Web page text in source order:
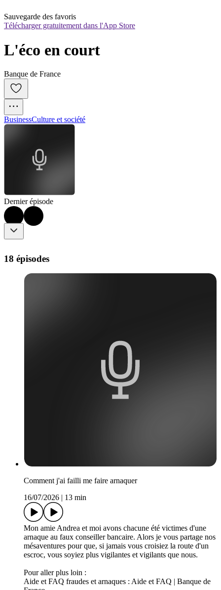
Sauvegarde des favoris
Télécharger gratuitement dans l'App Store
L'éco en court
Banque de France
BusinessCulture et société
Dernier épisode
18 épisodes
Comment j'ai failli me faire arnaquer
16/07/2026 | 13 min
Mon amie Andrea et moi avons chacune été victimes d'une
arnaque au faux conseiller bancaire. Alors je vous partage nos
mésaventures pour que, si jamais vous croisiez la route d'un
escroc, vous soyiez plus vigilantes et vigilants que nous.
Pour aller plus loin :
Aide et FAQ fraudes et arnaques : Aide et FAQ | Banque de